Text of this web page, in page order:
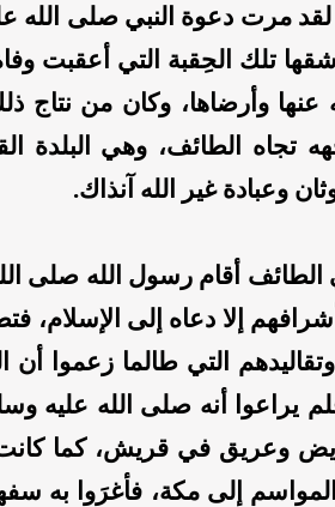
لقد مرت دعوة النبي صلى
تلك الحِقبة التي أعقبت
وأرضاها، وكان من نتاج
تجاه الطائف، وهي البلدة
وعبادة غير الله آنذاك.
أقام رسول الله صلى
إلا دعاه إلى الإسلام،
التي طالما زعموا
فلم يراعوا أنه صلى الله عليه
وعريق في قريش، كما كانت
إلى مكة، فأغرَوا به